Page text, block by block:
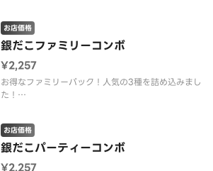
銀だこファミリーコンボ
お店価格
¥2,257
お得なファミリーパック！人気の3種を詰め込みまし
た！
銀だこパーティーコンボ
お店価格
¥2,257